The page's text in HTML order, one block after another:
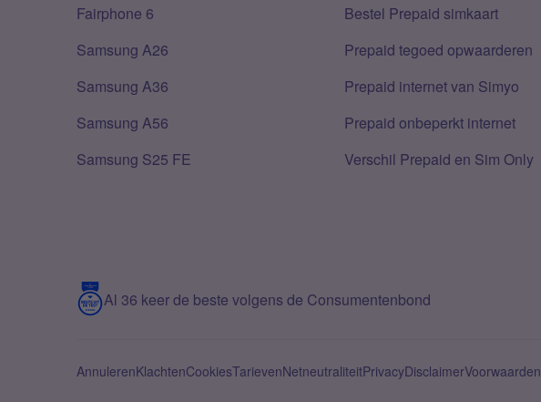
Fairphone 6
Samsung A26
Samsung A36
Samsung A56
Samsung S25 FE
Bestel Prepaid simkaart
Prepaid tegoed opwaarderen
Prepaid internet van Simyo
Prepaid onbeperkt internet
Verschil Prepaid en Sim Only
Al 36 keer de beste volgens de Consumentenbond
AnnulerenKlachtenCookiesTarievenNetneutraliteitPrivacyDisclaimerVoorwaarden